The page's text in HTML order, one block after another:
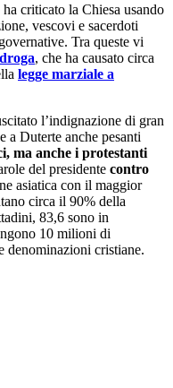
criticato la Chiesa usando
vescovi e sacerdoti
Tra queste vi
, che ha causato circa
legge marziale a
l’indignazione di gran
a Duterte anche pesanti
ma anche i protestanti
del presidente contro
asiatica con il maggior
circa il 90% della
83,6 sono in
10 milioni di
denominazioni cristiane.